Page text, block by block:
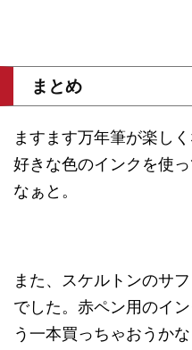
まとめ
ますます万年筆が楽し
好きな色のインクを使
なぁと。
また、スケルトンのサ
でした。赤ペン用のイ
う一本買っちゃおうか